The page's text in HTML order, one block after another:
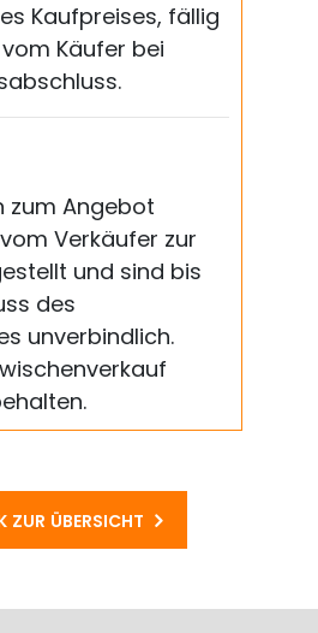
Kaufpreises, fällig
Käufer bei
zum Angebot
Verkäufer zur
und sind bis
des
unverbindlich.
ZUR ÜBERSICHT